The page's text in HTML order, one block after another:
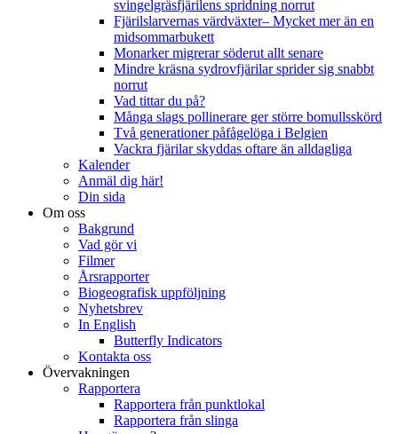
svingelgräsfjärilens spridning norrut
Fjärilslarvernas värdväxter– Mycket mer än en
midsommarbukett
Monarker migrerar söderut allt senare
Mindre kräsna sydrovfjärilar sprider sig snabbt
norrut
Vad tittar du på?
Många slags pollinerare ger större bomullsskörd
Två generationer påfågelöga i Belgien
Vackra fjärilar skyddas oftare än alldagliga
Kalender
Anmäl dig här!
Din sida
Om oss
Bakgrund
Vad gör vi
Filmer
Årsrapporter
Biogeografisk uppföljning
Nyhetsbrev
In English
Butterfly Indicators
Kontakta oss
Övervakningen
Rapportera
Rapportera från punktlokal
Rapportera från slinga